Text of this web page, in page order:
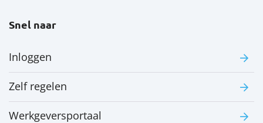
Snel naar
Inloggen
Zelf regelen
Werkgeversportaal